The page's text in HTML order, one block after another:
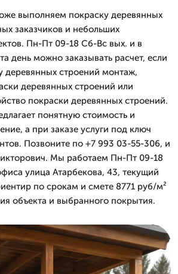
выполняем покраску деревянных
заказчиков и небольших
Пн-Пт 09-18 Сб-Вс вых. и в
день можно заказывать расчет, если
деревянных строений монтаж,
деревянных строений или
покраски деревянных строений.
понятную стоимость и
а при заказе услуги под ключ
Позвоните по +7 993 03-55-306, и
Мы работаем Пн-Пт 09-18
улица Атарбекова, 43, текущий
по срокам и смете 8771 руб/м²
объекта и выбранного покрытия.